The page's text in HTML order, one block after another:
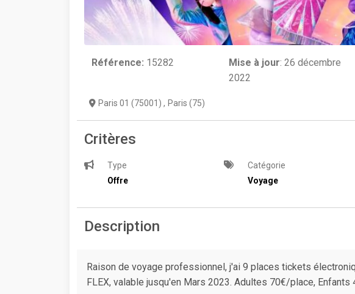
Référence: 15282 Mise à jour:26 décembre
2022
Paris 01 (75001) , Paris (75)
Critères
Type
Offre
Catégorie
Voyage
Description
Raison de voyage professionnel, j'ai 9 places tickets
FLEX, valable jusqu'en Mars 2023. Adultes 70€/place, Enfants